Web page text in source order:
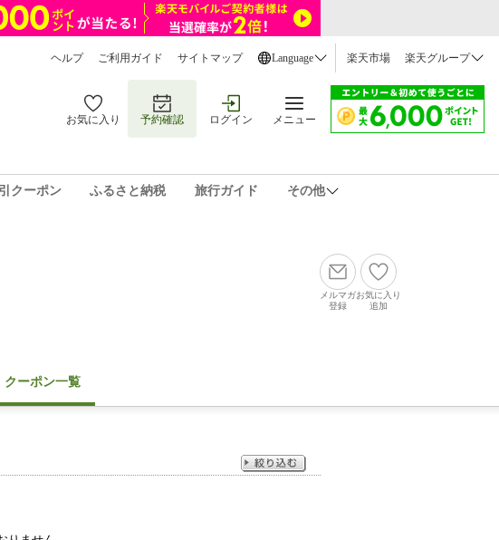
ヘルプ ご利用ガイド サイトマップ Language 楽天市場 楽天グループ
お気に入り 予約確認 ログイン メニュー
クーポン ふるさと納税 旅行ガイド その他
メルマガ
登録
お気に入り
追加
クーポン一覧